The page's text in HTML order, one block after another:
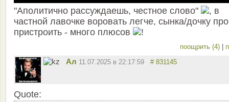
"Аполитично рассуждаешь, честное слово"
, в
частной лавочке воровать легче, сынка/дочку
пристроить - много плюсов
!
поощрить (4) |
Ал 11.07.2025 в 22:17:59 # 831145
Quote: